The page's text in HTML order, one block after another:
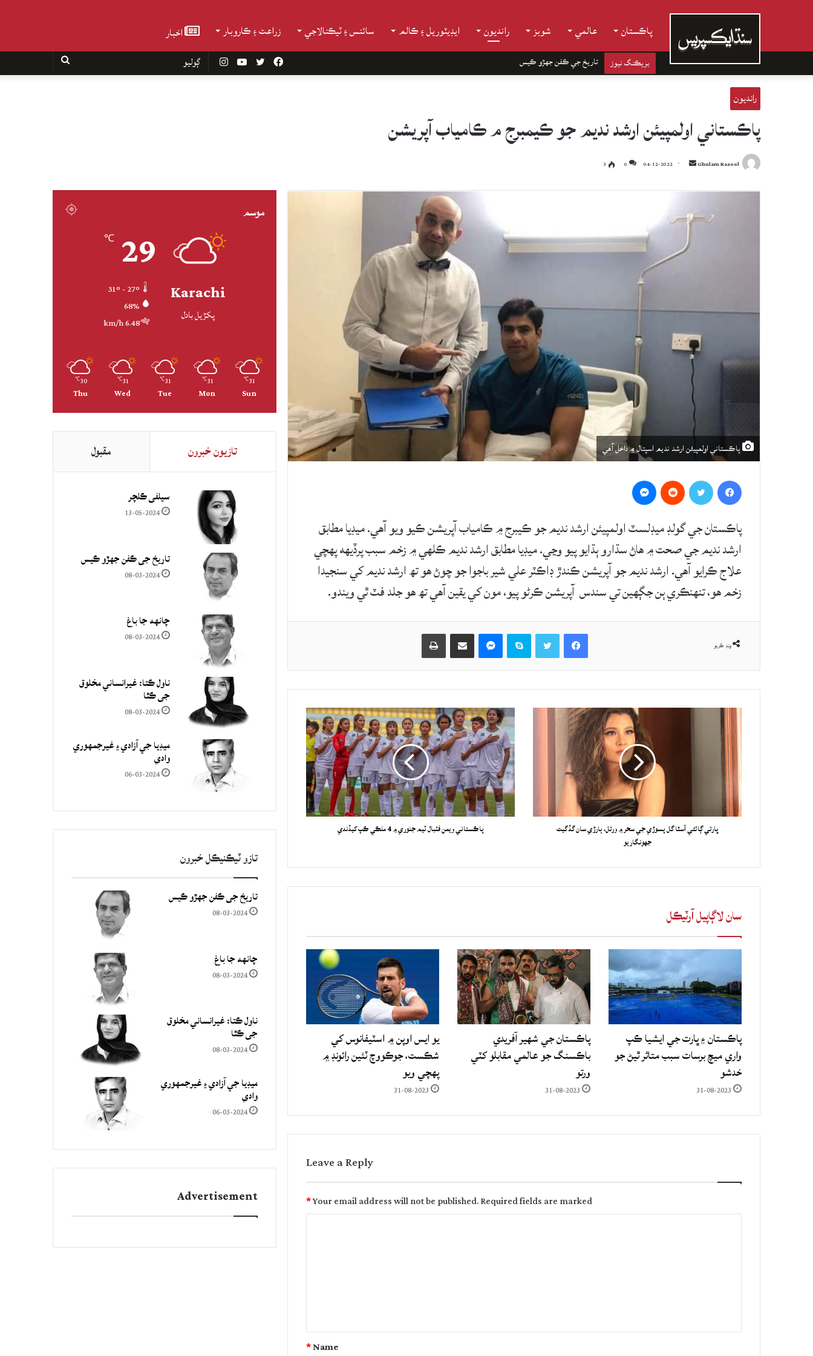
پاڪستان عالمي شوبز رانديون ايڊيٽوريل ۽ ڪالم سائنس ۽ ٽيڪنالاجي زراعت ۽ ڪاروبار اخبار
بريڪنگ نيوز تاريخ جي ڪفن جھڙو ڪيس InstagramYouTube Twitter
Facebook
رانديون
پاڪستاني اولمپيئن ارشد نديم جو ڪيمبرج م ڪامياب آپريشن
Ghulam Rasool
Send
email
04-12-2022
0
3
پاڪستاني اولمپيئن ارشد نديم اسپتال ۾ داخل آهي
پاڪستان جي گولڊ ميڊلسٽ اولمپيئن ارشد نديم جو ڪيبرج ۾ ڪامياب آپريشن ڪيو ويو آهي. ميڊيا مطابق
ارشد نديم جي صحت ۾ هاڻ سڌارو ٻڌايو پيو وڃي. ميڊيا مطابق ارشد نديم ڪلهي ۾ زخم سبب پرڏيهه پهچي
علاج ڪرايو آهي. ارشد نديم جو آپريشن ڪندڙ ڊاڪٽر علي شير باجوا جو چوڻ هو تھ ارشد نديم کي سنجيدا
زخم هو، تنهنڪري ٻن جڳهين تي سندس آپريشن ڪرڻو پيو، مون کي يقين آهي تھ هو جلد فٽ ٿي ويندو.
ونڊ ڪريو
Facebook
Skype حصيداري ڪريو اي ميل ذريعي
ڀارتي ڳائڻي آسٿا گل پسوڙي جي سحر ۾ ورتل، ٻارڙي سان گڏ گيت
جهونگاريو
پاڪستاني ويمن فٽبال ٽيم جنوري ۾ 4 ملڪي ڪپ کيڏندي
سان لاڳاپيل آرٽيڪل
پاڪستان ۽ ڀارت جي ايشيا ڪپ
واري ميچ برسات سبب متاثر ٿيڻ جو
خدشو
31-08-2023
پاڪستان جي شهير آفريدي
باڪسنگ جو عالمي مقابلو کٽي
ورتو
31-08-2023
يو ايس اوپن ۾ اسٽيفانوس کي
شڪست، جوڪووچ ٽئين رائونڊ ۾
پهچي ويو
31-08-2023
Leave a Reply
Your email address will not be published.Required fields are marked
*
t
Name
*
موسم
Karachi
پکڙيل بادل
29
℃
68%
6.48 km/h
31
℃
Sun
31
℃
Mon
31
℃
Tue
31
℃
Wed
30
℃
Thu
تازيون خبرون مقبول
سيلفي ڪلچر
13-05-2024
تاريخ جي ڪفن جھڙو ڪيس
08-03-2024
چانهه جا باغ
08-03-2024
ناول ڪتا: غيرانساني مخلوق
جي ڪٿا
08-03-2024
ميڊيا جي آزادي ۽ غيرجمھوري
وادي
06-03-2024
تازو ٽيڪنيڪل خبرون
تاريخ جي ڪفن جھڙو ڪيس
08-03-2024
چانهه جا باغ
08-03-2024
ناول ڪتا: غيرانساني مخلوق
جي ڪٿا
08-03-2024
ميڊيا جي آزادي ۽ غيرجمھوري
وادي
06-03-2024
Advertisement